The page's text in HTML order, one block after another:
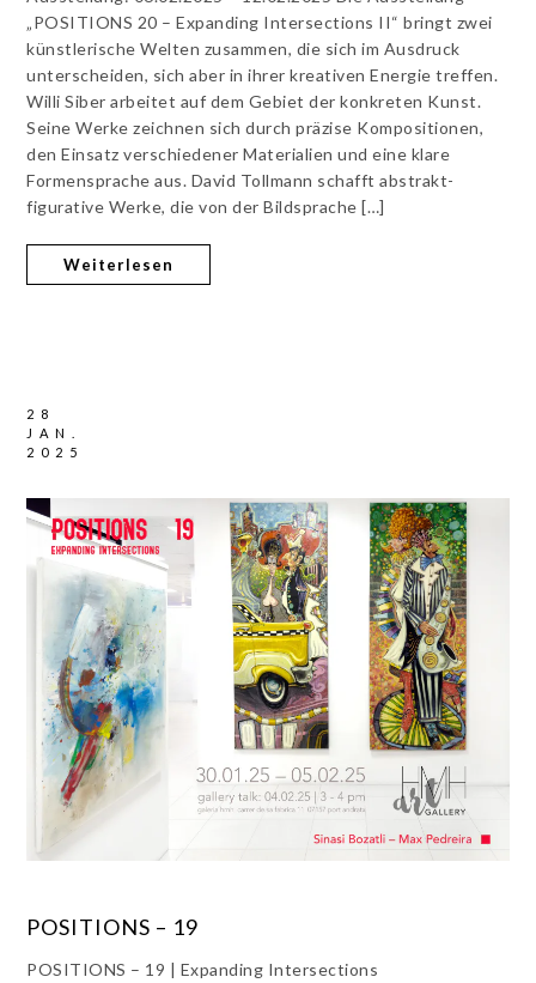
„POSITIONS 20 – Expanding Intersections II“ bringt zwei
künstlerische Welten zusammen, die sich im Ausdruck
unterscheiden, sich aber in ihrer kreativen Energie treffen.
Willi Siber arbeitet auf dem Gebiet der konkreten Kunst.
Seine Werke zeichnen sich durch präzise Kompositionen,
den Einsatz verschiedener Materialien und eine klare
Formensprache aus. David Tollmann schafft abstrakt-
figurative Werke, die von der Bildsprache […]
Weiterlesen
28
JAN.
2025
POSITIONS – 19
POSITIONS – 19 | Expanding Intersections